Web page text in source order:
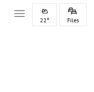
Toggle navigation
22° Files